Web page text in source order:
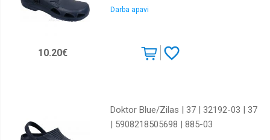
Darba apavi
10.20€
Doktor Blue/Zilas | 37 | 32192-03 | 37
| 5908218505698 | 885-03